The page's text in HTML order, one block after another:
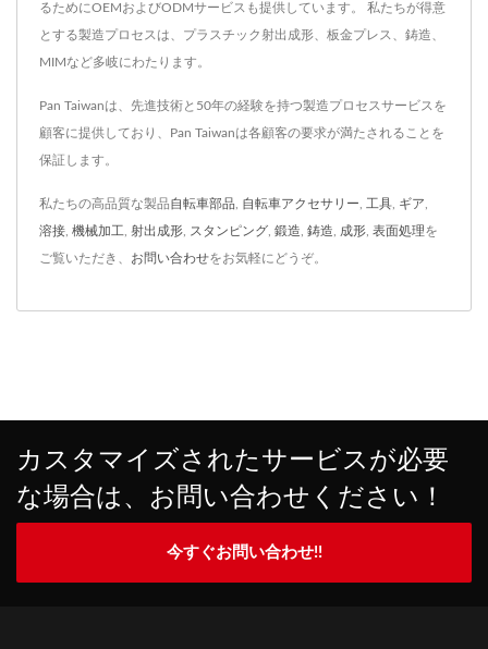
るためにOEMおよびODMサービスも提供しています。 私たちが得意
とする製造プロセスは、プラスチック射出成形、板金プレス、鋳造、
MIMなど多岐にわたります。
Pan Taiwanは、先進技術と50年の経験を持つ製造プロセスサービスを
顧客に提供しており、Pan Taiwanは各顧客の要求が満たされることを
保証します。
私たちの高品質な製品 自転車部品 自転車アクセサリー 工具 ギア
溶接 機械加工 射出成形 スタンピング 鍛造 鋳造 成形 表面処理を
ご覧いただき、 お問い合わせをお気軽にどうぞ。
カスタマイズされたサービスが必要
な場合は、お問い合わせください！
今すぐお問い合わせ!!